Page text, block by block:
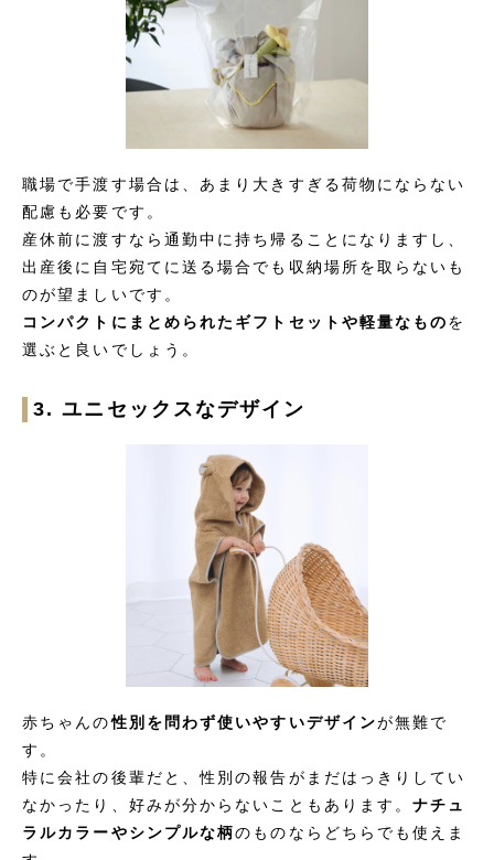
職場で手渡す場合は、あまり大きすぎる荷物にならない
配慮も必要です。
産休前に渡すなら通勤中に持ち帰ることになりますし、
出産後に自宅宛てに送る場合でも収納場所を取らないも
のが望ましいです。
コンパクトにまとめられたギフトセットや軽量なものを
選ぶと良いでしょう。
3. ユニセックスなデザイン
赤ちゃんの性別を問わず使いやすいデザインが無難で
す。
特に会社の後輩だと、性別の報告がまだはっきりしてい
なかったり、好みが分からないこともあります。ナチュ
ラルカラーやシンプルな柄のものならどちらでも使えま